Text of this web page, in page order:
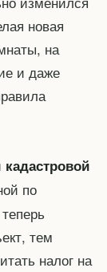
новая
на
и даже
кадастровой
по
тем
налог на